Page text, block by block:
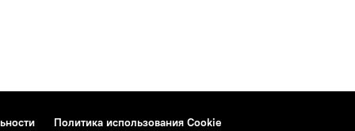
Политика использования Cookie